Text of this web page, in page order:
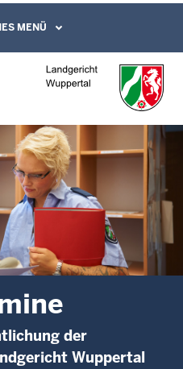
MENÜ
der
Wuppertal